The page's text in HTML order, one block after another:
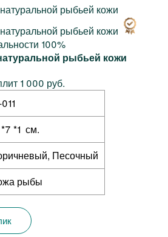
100%
рыбьей кожи
1 000 руб.
*7 *1 см.
Песочный
рыбы